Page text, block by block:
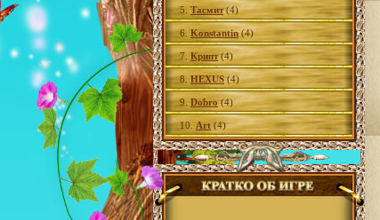
5. Тасмит(4)
6. Konstantin(4)
7. Крипт(4)
8. HEXUS(4)
9. Dobro(4)
10. Art (4)